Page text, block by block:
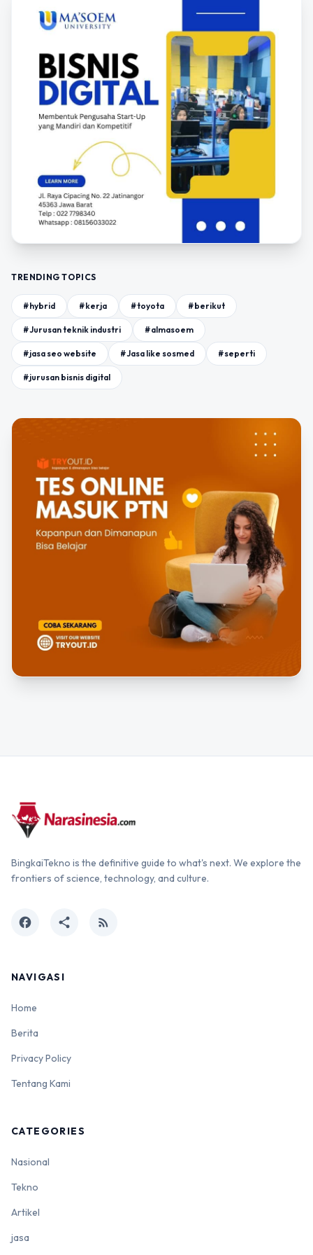
TRENDING TOPICS
#hybrid #kerja #toyota #berikut
#Jurusan teknik industri #almasoem
#jasa seo website #Jasa like sosmed #seperti
#jurusan bisnis digital
BingkaiTekno is the definitive guide to what's next. We explore the
frontiers of science, technology, and culture.
facebook share rss_feed
NAVIGASI
Home
Berita
Privacy Policy
Tentang Kami
CATEGORIES
Nasional
Tekno
Artikel
jasa